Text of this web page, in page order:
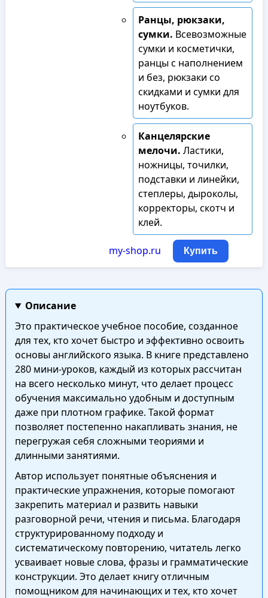
Ранцы, рюкзаки,
сумки. Всевозможные
сумки и косметички,
ранцы с наполнением
и без, рюкзаки со
скидками и сумки для
ноутбуков.
Канцелярские
мелочи. Ластики,
ножницы, точилки,
подставки и линейки,
степлеры, дыроколы,
корректоры, скотч и
клей.
my-shop.ru Купить
Описание
Это практическое учебное пособие, созданное
для тех, кто хочет быстро и эффективно освоить
основы английского языка. В книге представлено
280 мини-уроков, каждый из которых рассчитан
на всего несколько минут, что делает процесс
обучения максимально удобным и доступным
даже при плотном графике. Такой формат
позволяет постепенно накапливать знания, не
перегружая себя сложными теориями и
длинными занятиями.
Автор использует понятные объяснения и
практические упражнения, которые помогают
закрепить материал и развить навыки
разговорной речи, чтения и письма. Благодаря
структурированному подходу и
систематическому повторению, читатель легко
усваивает новые слова, фразы и грамматические
конструкции. Это делает книгу отличным
помощником для начинающих и тех, кто хочет